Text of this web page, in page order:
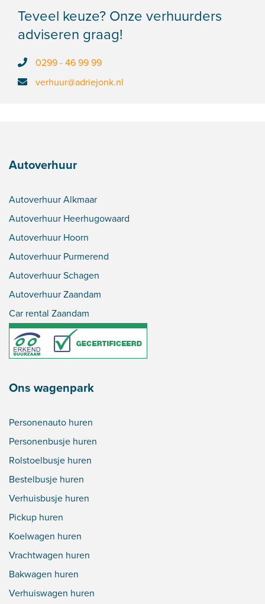
Teveel keuze? Onze verhuurders
adviseren graag!
0299 - 46 99 99
verhuur@adriejonk.nl
Autoverhuur
Autoverhuur Alkmaar
Autoverhuur Heerhugowaard
Autoverhuur Hoorn
Autoverhuur Purmerend
Autoverhuur Schagen
Autoverhuur Zaandam
Car rental Zaandam
Ons wagenpark
Personenauto huren
Personenbusje huren
Rolstoelbusje huren
Bestelbusje huren
Verhuisbusje huren
Pickup huren
Koelwagen huren
Vrachtwagen huren
Bakwagen huren
Verhuiswagen huren